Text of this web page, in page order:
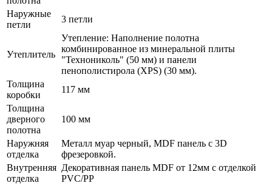
Наружные
петли
3 петли
Утеплитель
Утепление: Наполнение полотна
комбинированное из минеральной плиты
"Технониколь" (50 мм) и панели
пенополистирола (XPS) (30 мм).
Толщина
коробки
117 мм
Толщина
дверного
полотна
100 мм
Наружняя
отделка
Металл муар черный, MDF панель с 3D
фрезеровкой.
Внутренняя
отделка
Декоративная панель MDF от 12мм с отделкой
PVC/PP